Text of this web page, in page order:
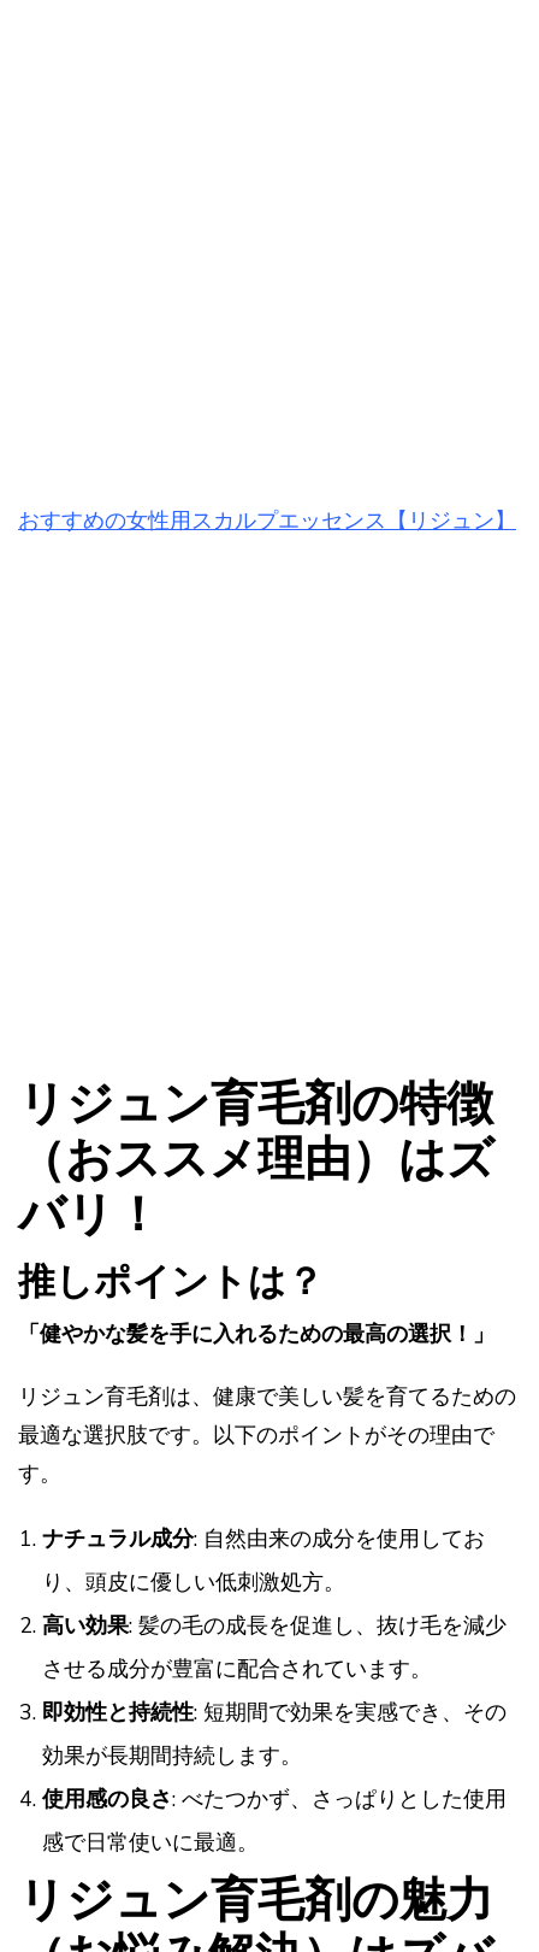
おすすめの女性用スカルプエッセンス【リジュン】
リジュン育毛剤の特徴
（おススメ理由）はズ
バリ！
推しポイントは？
「健やかな髪を手に入れるための最高の選択！」
リジュン育毛剤は、健康で美しい髪を育てるための
最適な選択肢です。以下のポイントがその理由で
す。
ナチュラル成分: 自然由来の成分を使用してお
り、頭皮に優しい低刺激処方。
高い効果: 髪の毛の成長を促進し、抜け毛を減少
させる成分が豊富に配合されています。
即効性と持続性: 短期間で効果を実感でき、その
効果が長期間持続します。
使用感の良さ: べたつかず、さっぱりとした使用
感で日常使いに最適。
リジュン育毛剤の魅力